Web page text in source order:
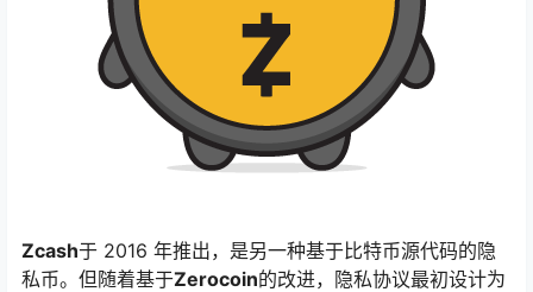
Zcash于 2016 年推出，是另一种基于比特币源代码的隐
私币。但随着基于Zerocoin的改进，隐私协议最初设计为